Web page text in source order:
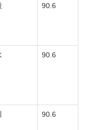
90.6
90.6
90.6